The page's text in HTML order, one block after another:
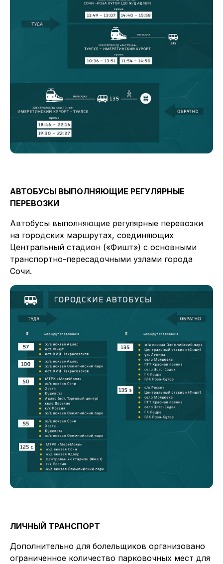
АВТОБУСЫ ВЫПОЛНЯЮЩИЕ РЕГУЛЯРНЫЕ
ПЕРЕВОЗКИ
Автобусы выполняющие регулярные перевозки
на городских маршрутах, соединяющих
Центральный стадион («Фишт») с основными
транспортно-пересадочными узлами города
Сочи.
ЛИЧНЫЙ ТРАНСПОРТ
Дополнительно для болельщиков организовано
ограниченное количество парковочных мест для